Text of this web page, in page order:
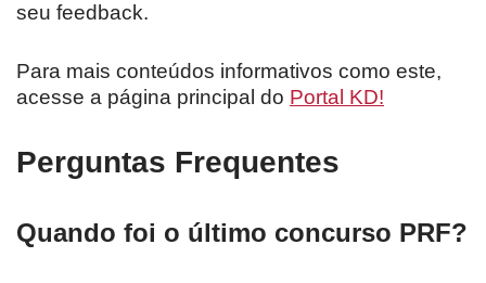
seu feedback.
Para mais conteúdos informativos como este,
acesse a página principal do Portal KD!
Perguntas Frequentes
Quando foi o último concurso PRF?